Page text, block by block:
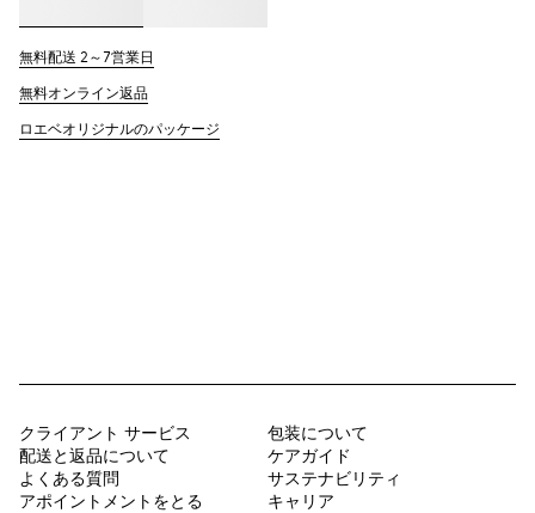
無料配送 2～7営業日
無料オンライン返品
ロエベオリジナルのパッケージ
クライアント サービス
配送と返品について
よくある質問
アポイントメントをとる
包装について
ケアガイド
サステナビリティ
キャリア